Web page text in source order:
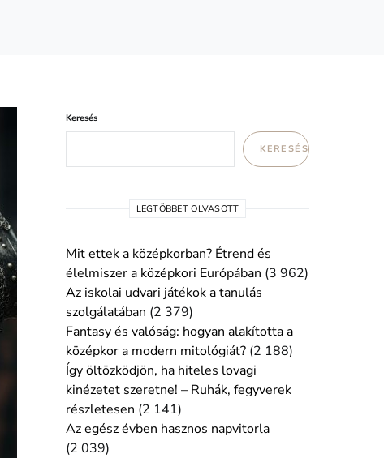
Keresés
KERESÉS
LEGTÖBBET OLVASOTT
Mit ettek a középkorban? Étrend és
élelmiszer a középkori Európában (3 962)
Az iskolai udvari játékok a tanulás
szolgálatában (2 379)
Fantasy és valóság: hogyan alakította a
középkor a modern mitológiát? (2 188)
Így öltözködjön, ha hiteles lovagi
kinézetet szeretne! – Ruhák, fegyverek
részletesen (2 141)
Az egész évben hasznos napvitorla
(2 039)